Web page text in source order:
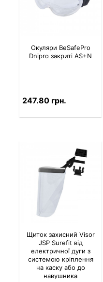
Окуляри BeSafePro
Dnipro закриті AS+N
247.80 грн.
Щиток захисний Visor
JSP Surefit від
електричної дуги з
системою кріплення
на каску або до
навушника